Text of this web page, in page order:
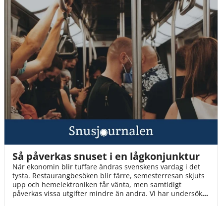
Så påverkas snuset i en lågkonjunktur
När ekonomin blir tuffare ändras svenskens vardag i det
tysta. Restaurangbesöken blir färre, semesterresan skjuts
upp och hemelektroniken får vänta, men samtidigt
påverkas vissa utgifter mindre än andra. Vi har undersökt